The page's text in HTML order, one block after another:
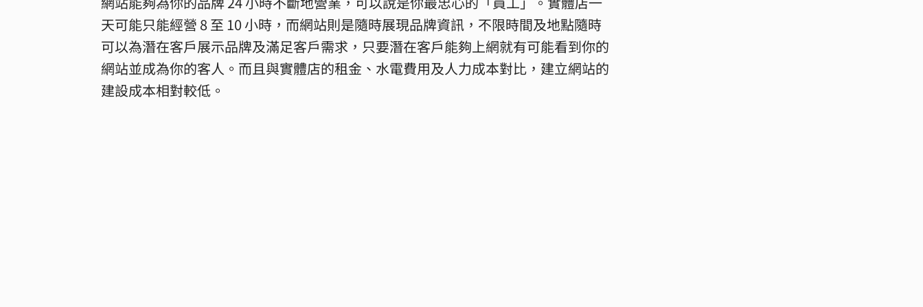
天可能只能經營 8 至 10 小時，而網站則是隨時展現品牌資訊，不限時間及地點隨時
可以為潛在客戶展示品牌及滿足客戶需求，只要潛在客戶能夠上網就有可能看到你的
網站並成為你的客人。而且與實體店的租金、水電費用及人力成本對比，建立網站的
建設成本相對較低。